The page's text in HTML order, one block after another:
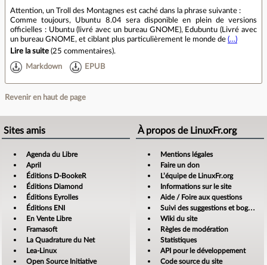
Attention, un Troll des Montagnes est caché dans la phrase suivante :
Comme toujours, Ubuntu 8.04 sera disponible en plein de versions
officielles : Ubuntu (livré avec un bureau GNOME), Edubuntu (Livré avec
un bureau GNOME, et ciblant plus particulièrement le monde de (…)
Lire la suite (25 commentaires).
Markdown EPUB
Revenir en haut de page
Sites amis
Agenda du Libre
April
Éditions D-BookeR
Éditions Diamond
Éditions Eyrolles
Éditions ENI
En Vente Libre
Framasoft
La Quadrature du Net
Lea-Linux
Open Source Initiative
À propos de LinuxFr.org
Mentions légales
Faire un don
L’équipe de LinuxFr.org
Informations sur le site
Aide / Foire aux questions
Suivi des suggestions et bogues
Wiki du site
Règles de modération
Statistiques
API pour le développement
Code source du site